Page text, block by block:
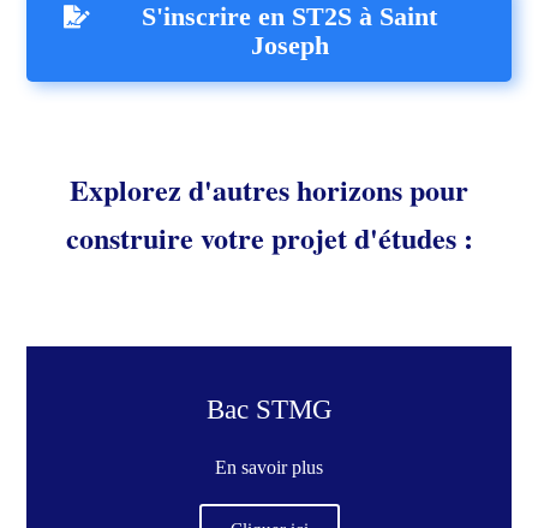
S'inscrire en ST2S à Saint
Joseph
Explorez d'autres horizons pour
construire votre projet d'études :
Bac STMG
En savoir plus